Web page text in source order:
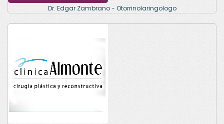
Dr. Edgar Zambrano - Otorrinolaringologo